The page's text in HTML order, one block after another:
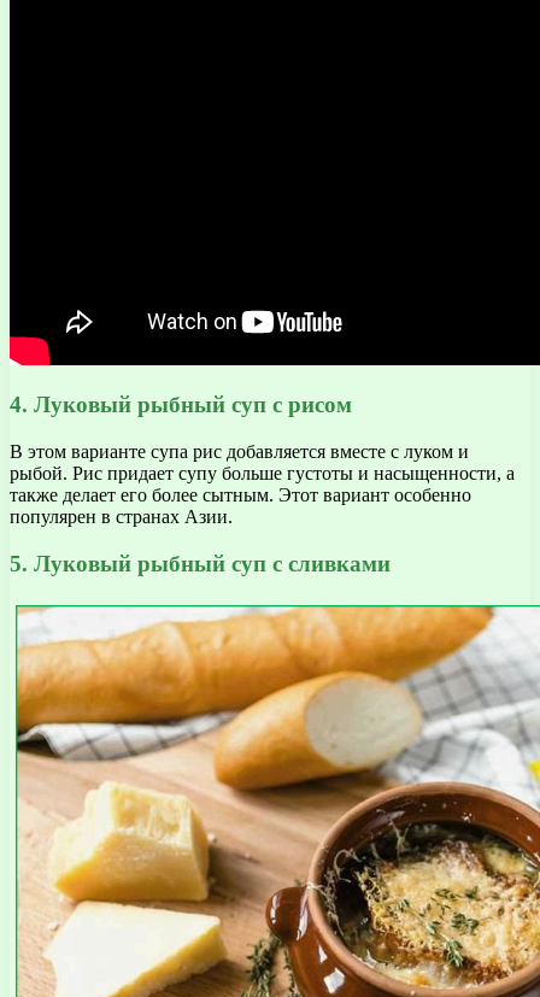
4. Луковый рыбный суп с рисом
В этом варианте супа рис добавляется вместе с луком и
рыбой. Рис придает супу больше густоты и насыщенности, а
также делает его более сытным. Этот вариант особенно
популярен в странах Азии.
5. Луковый рыбный суп с сливками